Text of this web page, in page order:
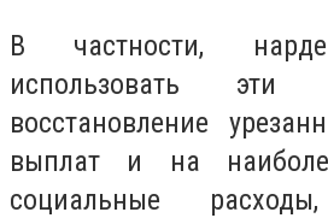
В частности,
использовать эти
восстановление
выплат и на
социальные